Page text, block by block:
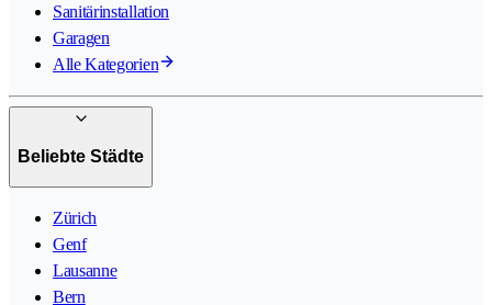
Sanitärinstallation
Garagen
Alle Kategorien
Beliebte Städte
Zürich
Genf
Lausanne
Bern